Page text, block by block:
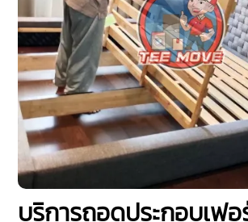
บริการถอดประกอบเฟอ